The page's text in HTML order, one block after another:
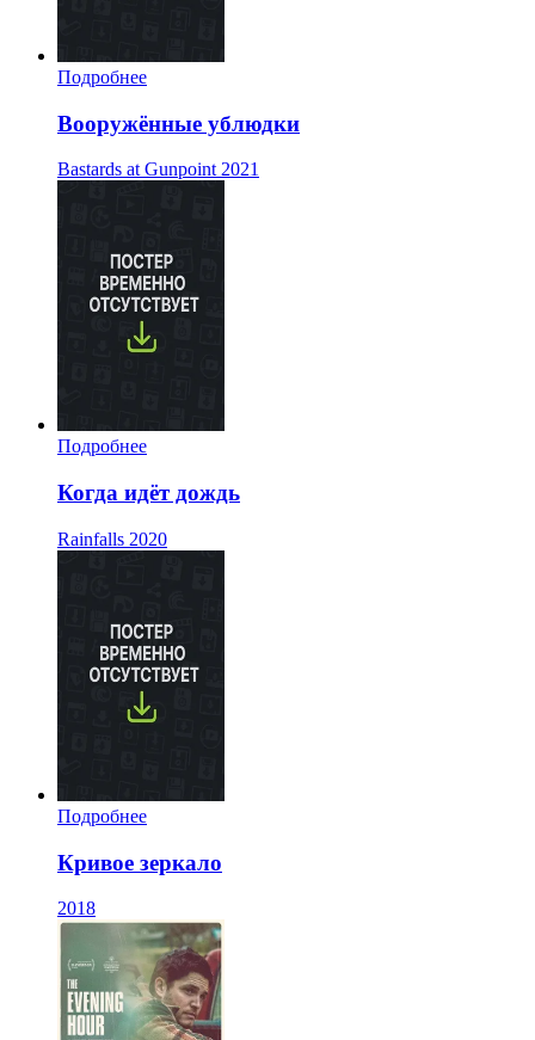
Подробнее
Вооружённые ублюдки
Bastards at Gunpoint 2021
Подробнее
Когда идёт дождь
Rainfalls 2020
Подробнее
Кривое зеркало
2018